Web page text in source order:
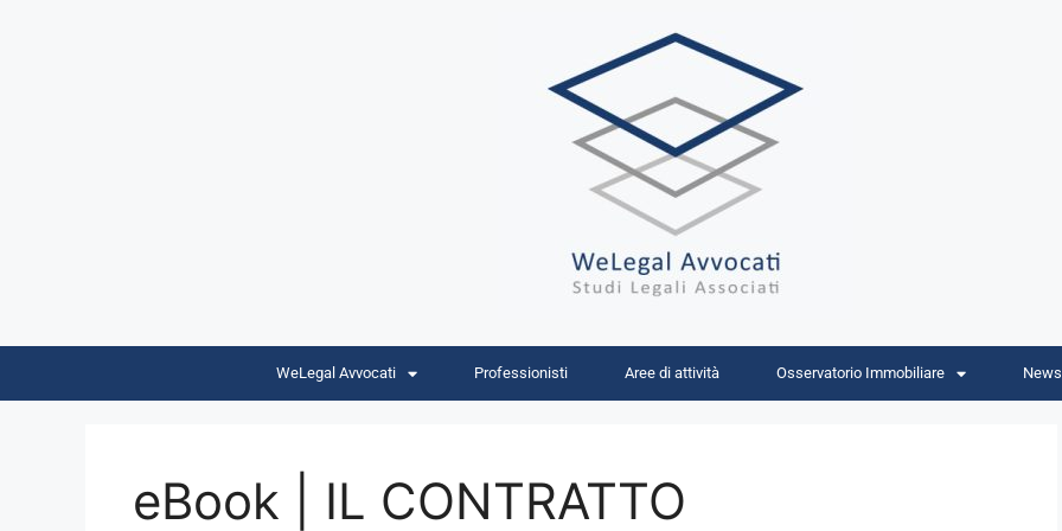
WeLegal Avvocati Professionisti Aree di attività Osservatorio Immobiliare News
eBook | IL CONTRATTO